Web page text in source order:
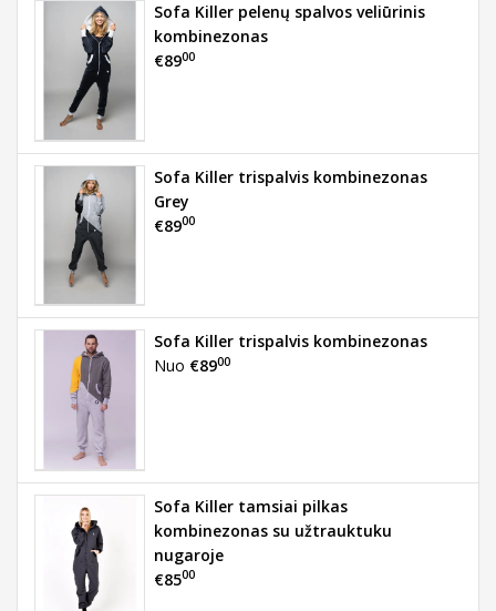
Sofa Killer pelenų spalvos veliūrinis
kombinezonas
€8900
Sofa Killer trispalvis kombinezonas
Grey
€8900
Sofa Killer trispalvis kombinezonas
Nuo €8900
Sofa Killer tamsiai pilkas
kombinezonas su užtrauktuku
nugaroje
€8500